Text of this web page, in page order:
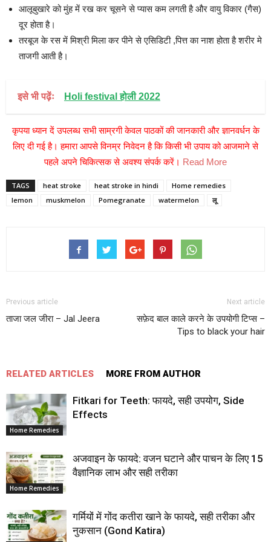
आलूबुखारे को मुंह में रख कर चूसने से प्यास कम लगती है और वायु विकार (गैस)
दूर होता है।
तरबूज के रस में मिश्री मिला कर पीने से एसिडिटी ,पित्त का नाश होता है शरीर मे
ताजगी आती है।
इसे भी पढ़ेंः Holi festival होली 2022
कृपया ध्यान दें उपलब्ध सभी साम्रगी केवल पाठकों की जानकारी और ज्ञानवर्धन के
लिए दी गई है। हमारा आपसे विनम्र निवेदन है कि किसी भी उपाय को आजमाने से
पहले अपने चिकित्सक से अवश्य संपर्क करें। Read More
TAGS heat stroke heat stroke in hindi
Home remedies
lemon
muskmelon Pomegranate watermelon लू
Previous article
ताजा जल जीरा – Jal Jeera
Next article
सफ़ेद बाल काले करने के उपयोगी टिप्स –
Tips to black your hair
RELATED ARTICLES MORE FROM AUTHOR
Home Remedies
Fitkari for Teeth: फायदे, सही उपयोग, Side
Effects
Home Remedies
अजवाइन के फायदे: वजन घटाने और पाचन के लिए 15
वैज्ञानिक लाभ और सही तरीका
गर्मियों में गोंद कतीरा खाने के फायदे, सही तरीका और
नुकसान (Gond Katira)